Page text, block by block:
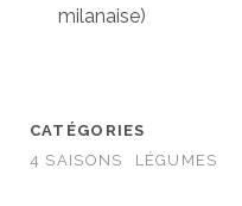
milanaise)
CATÉGORIES
4 SAISONS
LÉGUMES